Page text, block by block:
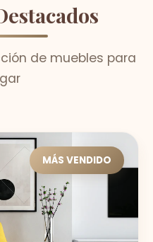
de muebles para
MÁS VENDIDO